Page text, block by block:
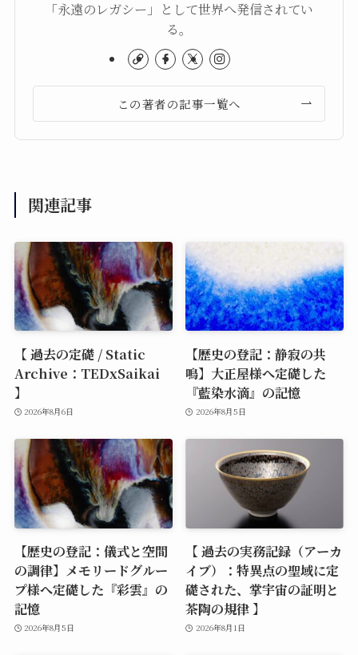
「永遠のレガシー」として世界へ発信されてい
る。
この著者の記事一覧へ
関連記事
【 過去の定礎 / Static
Archive：TEDxSaikai
】
2026年8月6日
【歴史の登記：静寂の共
鳴】大正屋様へ定礎した
『藍染水滴』の記憶
2026年8月5日
【歴史の登記：儀式と空間
の調律】メモリードグルー
プ様へ定礎した『彩雲』の
記憶
2026年8月5日
【 過去の実務記録（アーカ
イブ）：特異点の聖域に定
礎された、掌宇宙の証明と
茶陶の規律 】
2026年8月1日